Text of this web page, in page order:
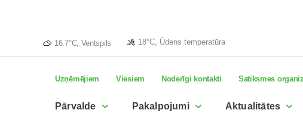
16.7°C, Ventspils 18°C, Ūdens temperatūra
Uzņēmējiem Viesiem Noderīgi kontakti Satiksmes
Pārvalde Pakalpojumi Aktualitātes